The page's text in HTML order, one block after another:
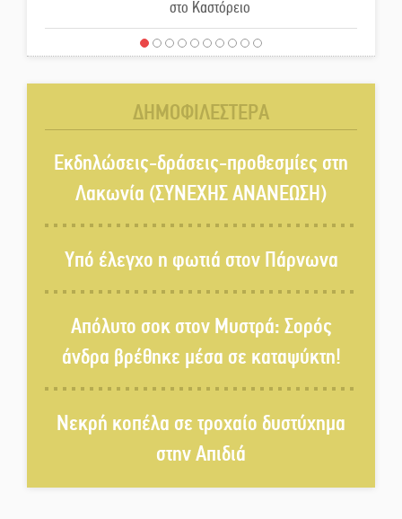
στο Καστόρειο
Τα ζάρια παίρνουν «φωτιά» στην
Αυθεντικό γλέντι με «Γιορτή
Βραστού» στη Σοχά
Το τελεφερίκ της Μονεμβασιάς
στο τραπέζι του δημόσιου
διαλόγου
Πολιτισμός και παράδοση δίνουν
ραντεβού στην Αγόριανη
δυναμικό καλοκαιρινό party
Διακοπή μαθημάτων στο
ΔΗΜΟΦΙΛΕΣΤΕΡΑ
Εκδηλώσεις-δράσεις-προθεσμίες στη
Λακωνία (ΣΥΝΕΧΗΣ ΑΝΑΝΕΩΣΗ)
Υπό έλεγχο η φωτιά στον Πάρνωνα
Απόλυτο σοκ στον Μυστρά: Σορός
άνδρα βρέθηκε μέσα σε καταψύκτη!
Νεκρή κοπέλα σε τροχαίο δυστύχημα
στην Απιδιά